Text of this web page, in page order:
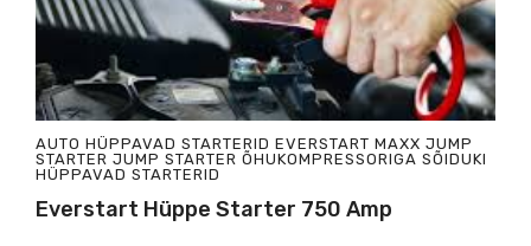
AUTO HÜPPAVAD STARTERID EVERSTART MAXX JUMP
STARTER JUMP STARTER ÕHUKOMPRESSORIGA SÕIDUKI
HÜPPAVAD STARTERID
Everstart Hüppe Starter 750 Amp